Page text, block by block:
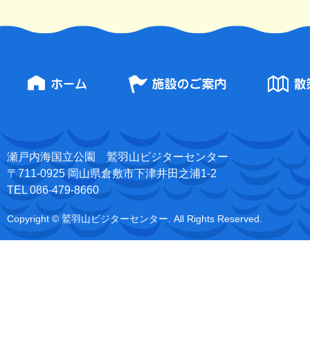
瀬戸内海国立公園 鷲羽山ビジターセンター
〒711-0925 岡山県倉敷市下津井田之浦1-2
TEL 086-479-8660
Copyright © 鷲羽山ビジターセンター. All Rights Reserved.